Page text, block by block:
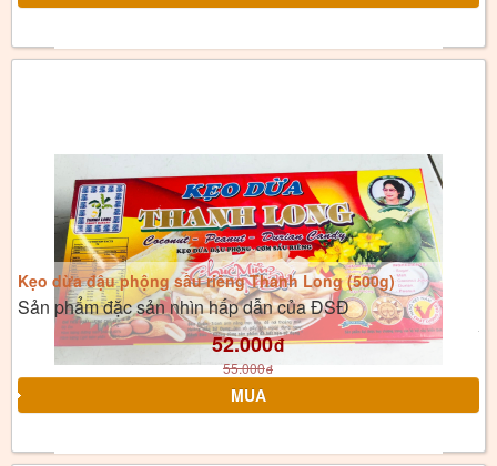
Kẹo dừa đậu phộng sầu riêng Thanh Long (500g)
Sản phẩm đặc sản nhìn hấp dẫn của ĐSĐ
52.000đ
55.000đ